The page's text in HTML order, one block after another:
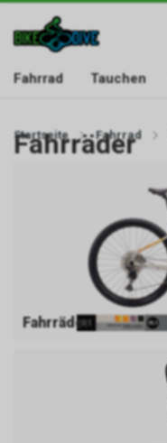
Fahrrad Tauchen
Startseite Fahrrad
Fahrräder
Fahrräder